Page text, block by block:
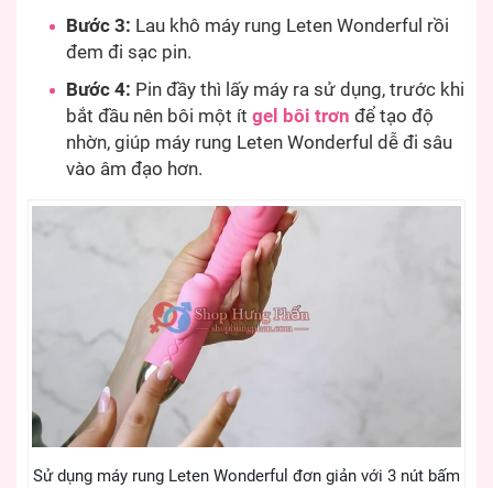
Bước 3: Lau khô máy rung Leten Wonderful rồi
đem đi sạc pin.
Bước 4: Pin đầy thì lấy máy ra sử dụng, trước khi
bắt đầu nên bôi một ít gel bôi trơn để tạo độ
nhờn, giúp máy rung Leten Wonderful dễ đi sâu
vào âm đạo hơn.
Sử dụng máy rung Leten Wonderful đơn giản với 3 nút bấm